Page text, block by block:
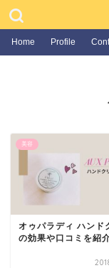
Home Profile
美容
オゥパラディ ハンド
の効果や口コミを紹介